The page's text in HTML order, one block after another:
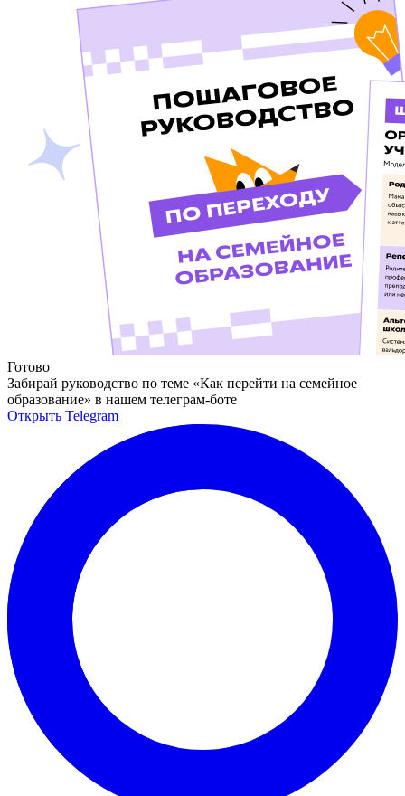
Готово
Забирай руководство по теме «Как перейти на семейное
образование» в нашем телеграм-боте
Открыть Telegram